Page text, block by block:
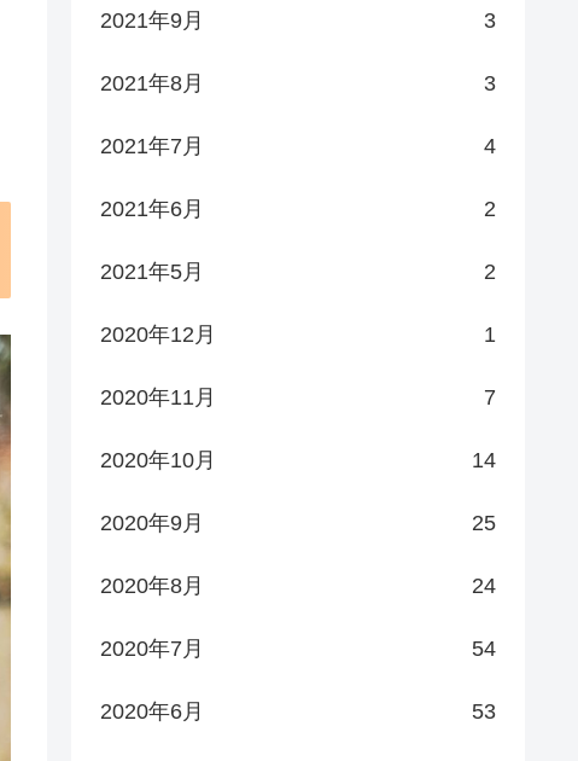
2021年9月 3
2021年8月 3
2021年7月 4
2021年6月 2
2021年5月 2
2020年12月 1
2020年11月 7
2020年10月 14
2020年9月 25
2020年8月 24
2020年7月 54
2020年6月 53